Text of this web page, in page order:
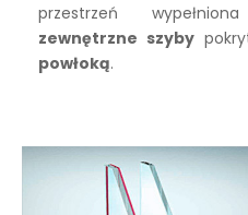
przestrzeń
zewnętrzne szyby
powłoką.